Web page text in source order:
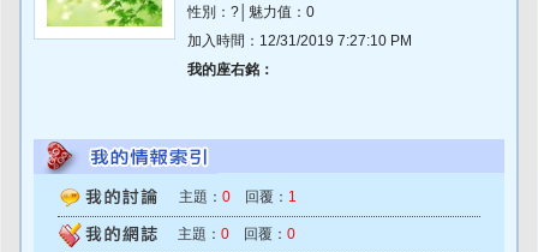
性別：?│魅力值：0
加入時間：12/31/2019 7:27:10 PM
我的座右銘：
主題： 0 回覆： 1
主題： 0 回覆： 0